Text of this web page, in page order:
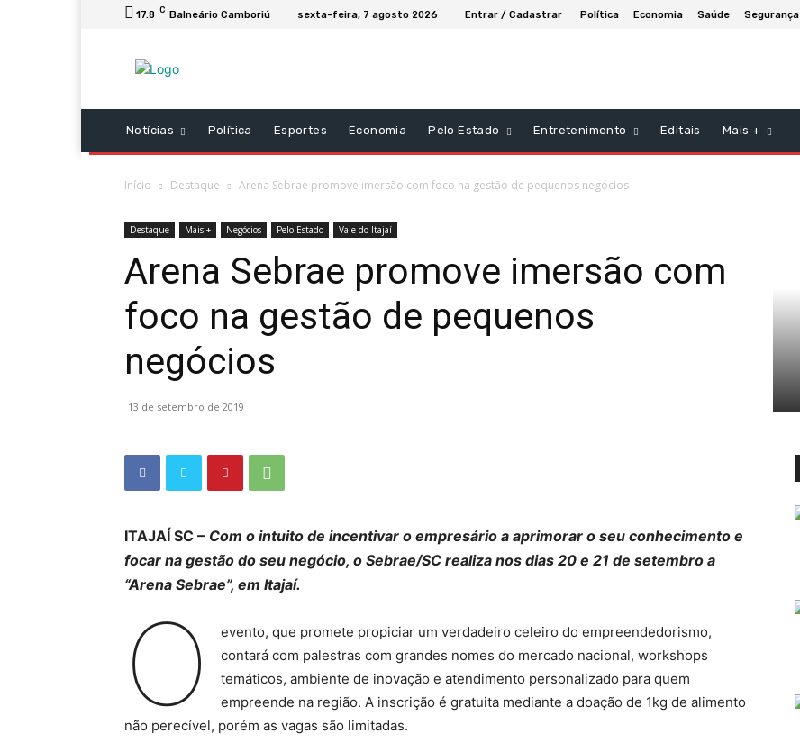
17.8 C Balneário Camboriú sexta-feira, 7 agosto 2026 Entrar / Cadastrar Política Economia Saúde Segurança
Notícias Política Esportes Economia Pelo Estado Entretenimento Editais Mais +
Início Destaque Arena Sebrae promove imersão com foco na gestão de pequenos negócios
Destaque Mais + Negócios Pelo Estado Vale do Itajaí
Arena Sebrae promove imersão com
foco na gestão de pequenos
negócios
13 de setembro de 2019
ITAJAÍ SC – Com o intuito de incentivar o empresário a aprimorar o seu conhecimento e
focar na gestão do seu negócio, o Sebrae/SC realiza nos dias 20 e 21 de setembro a
“Arena Sebrae”, em Itajaí.
O
evento, que promete propiciar um verdadeiro celeiro do empreendedorismo,
contará com palestras com grandes nomes do mercado nacional, workshops
temáticos, ambiente de inovação e atendimento personalizado para quem
empreende na região. A inscrição é gratuita mediante a doação de 1kg de alimento
não perecível, porém as vagas são limitadas.